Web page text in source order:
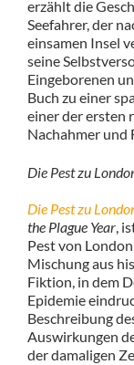
erzählt die
Seefahrer, der
einsamen Insel
seine
Eingeborenen
Buch zu einer
einer der ersten
Nachahmer und
Die Pest zu
Die Pest zu
the Plague Year,
Pest von
Mischung aus
Fiktion, in dem
Epidemie
Beschreibung
Auswirkungen
der damaligen